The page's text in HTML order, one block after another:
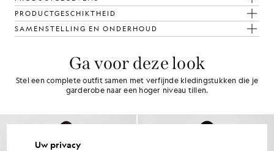
PRODUCTGESCHIKTHEID
SAMENSTELLING EN ONDERHOUD
Ga voor deze look
Stel een complete outfit samen met verfijnde kledingstukken die je
garderobe naar een hoger niveau tillen.
Uw privacy